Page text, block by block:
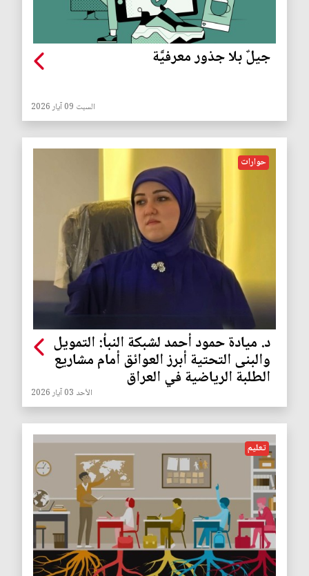
جيلٌ بلا جذور معرفيَّة
السبت 09 آيار 2026
حوارات
د. ميادة حمود أحمد لشبكة النبأ: التمويل
والبنى التحتية أبرز العوائق أمام مشاريع
الطلبة الرياضية في العراق
الأحد 03 آيار 2026
تعليم